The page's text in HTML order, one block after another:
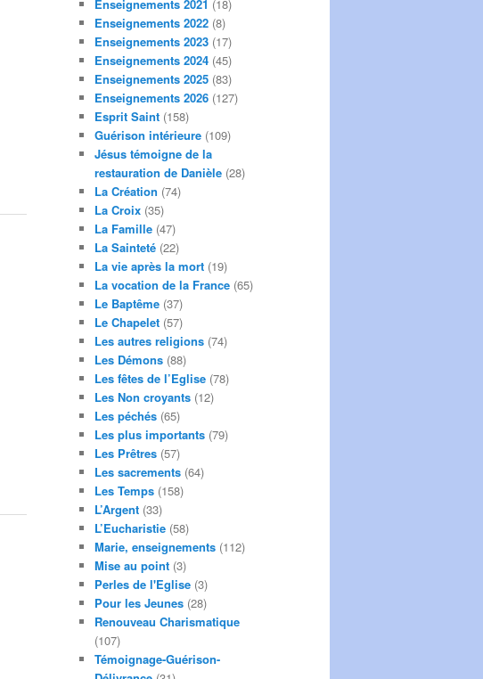
Enseignements 2021 (18)
Enseignements 2022 (8)
Enseignements 2023 (17)
Enseignements 2024 (45)
Enseignements 2025 (83)
Enseignements 2026 (127)
Esprit Saint (158)
Guérison intérieure (109)
Jésus témoigne de la
restauration de Danièle (28)
La Création (74)
La Croix (35)
La Famille (47)
La Sainteté (22)
La vie après la mort (19)
La vocation de la France (65)
Le Baptême (37)
Le Chapelet (57)
Les autres religions (74)
Les Démons (88)
Les fêtes de l’Eglise (78)
Les Non croyants (12)
Les péchés (65)
Les plus importants (79)
Les Prêtres (57)
Les sacrements (64)
Les Temps (158)
L’Argent (33)
L’Eucharistie (58)
Marie, enseignements (112)
Mise au point (3)
Perles de l'Eglise (3)
Pour les Jeunes (28)
Renouveau Charismatique
(107)
Témoignage-Guérison-